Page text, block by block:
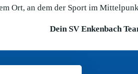
Ort, an dem der Sport im
Dein SV Enkenbach